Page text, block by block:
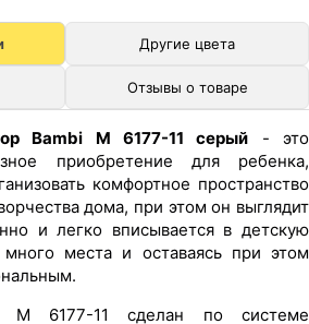
Другие цвета
Отзывы о товаре
Bambi M 6177-11 серый - это
приобретение для ребенка,
комфортное пространство
дома, при этом он выглядит
и легко вписывается в детскую
места и оставаясь при этом
M 6177-11 сделан по системе